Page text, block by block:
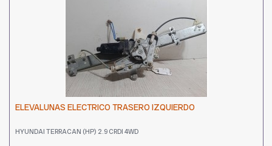
ELEVALUNAS ELECTRICO TRASERO IZQUIERDO
HYUNDAI TERRACAN (HP) 2.9 CRDI 4WD